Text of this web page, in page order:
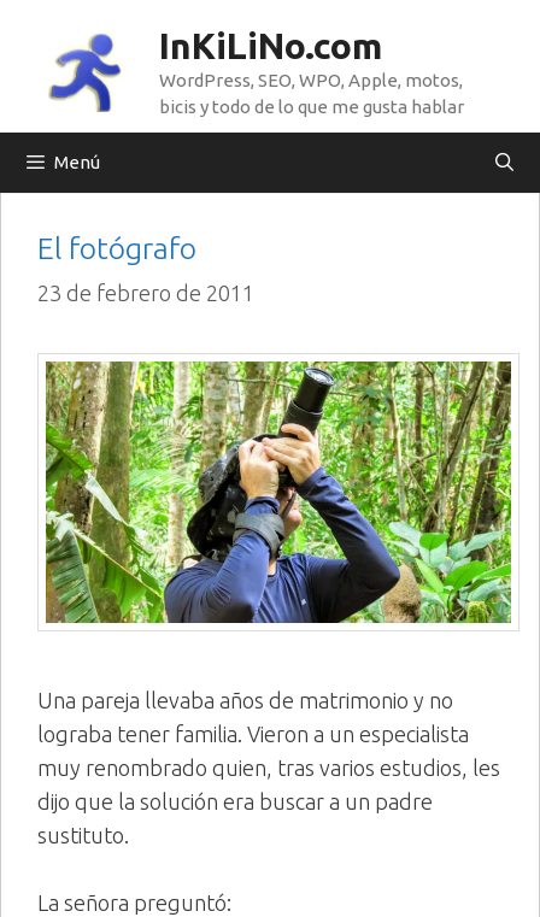
contenido
InKiLiNo.com
WordPress, SEO, WPO, Apple, motos,
bicis y todo de lo que me gusta hablar
Menú
El fotógrafo
23 de febrero de 2011
Una pareja llevaba años de matrimonio y no
lograba tener familia. Vieron a un especialista
muy renombrado quien, tras varios estudios, les
dijo que la solución era buscar a un padre
sustituto.
La señora preguntó: